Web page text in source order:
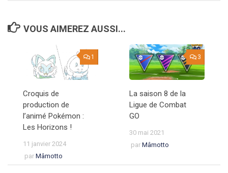
VOUS AIMEREZ AUSSI...
1
Croquis de
production de
l’animé Pokémon :
Les Horizons !
11 janvier 2024
par Mâmotto
3
La saison 8 de la
Ligue de Combat
GO
30 mai 2021
par Mâmotto